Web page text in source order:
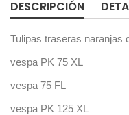
DESCRIPCIÓN
Tulipas traseras naranjas
vespa PK 75 XL
vespa 75 FL
vespa PK 125 XL